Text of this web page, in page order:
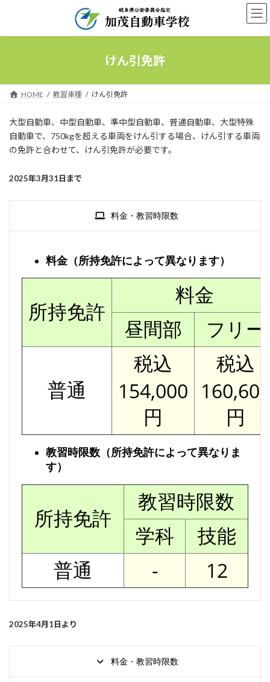
けん引免許
HOME 教習車種 けん引免許
大型自動車、中型自動車、準中型自動車、普通自動車、大型特殊
自動車で、750kgを超える車両をけん引する場合、けん引する車両
の免許と合わせて、けん引免許が必要です。
2025年3月31日まで
料金・教習時限数
料金（所持免許によって異なります）
所持免許
料金
昼間部
フリー
普通
税込
154,000
円
税込
160,600
円
教習時限数（所持免許によって異なりま
す）
所持免許
教習時限数
学科
技能
普通
- 12
2025年4月1日より
料金・教習時限数